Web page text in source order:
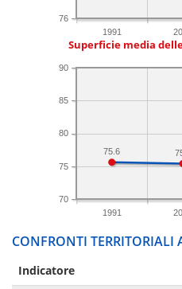
1991
76
Superficie media
1991
70
75
80
85
90
75.6
CONFRONTI TERRITORIALI
Indicatore